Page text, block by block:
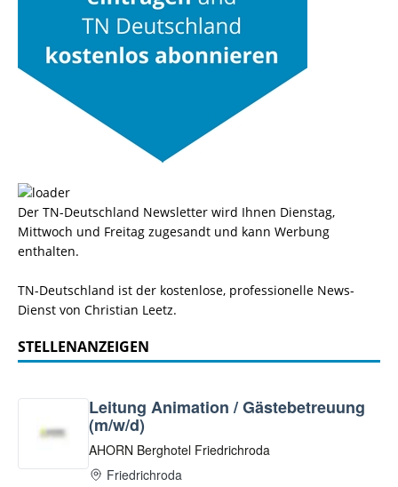
Der TN-Deutschland Newsletter wird Ihnen Dienstag,
Mittwoch und Freitag zugesandt und kann Werbung
enthalten.
TN-Deutschland ist der kostenlose, professionelle News-
Dienst von Christian Leetz.
STELLENANZEIGEN